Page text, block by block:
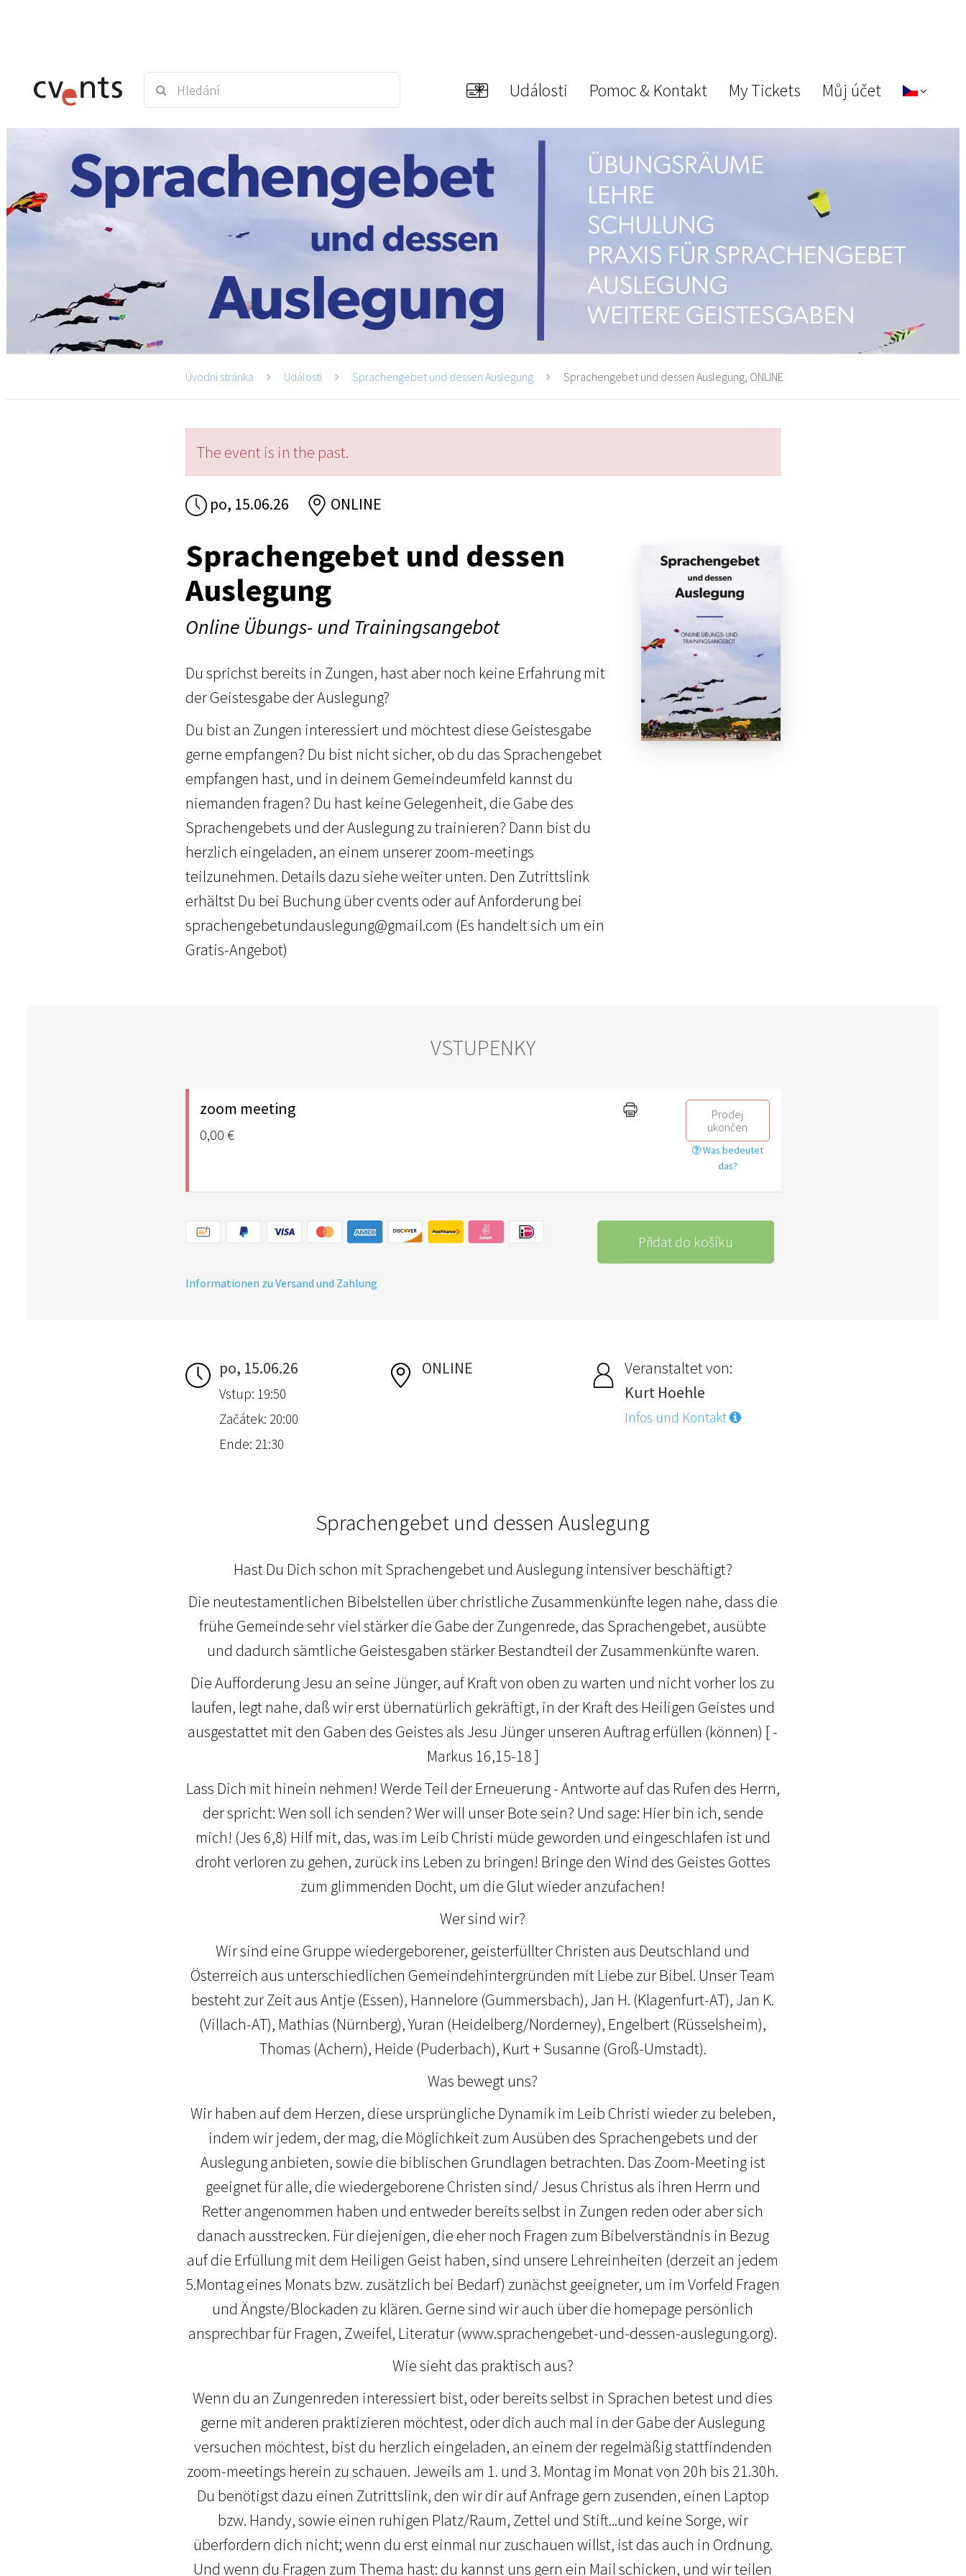
Události Pomoc & Kontakt My Tickets Můj účet
Úvodní stránka Události Sprachengebet und dessen Auslegung Sprachengebet und dessen Auslegung, ONLINE
The event is in the past.
po, 15.06.26 ONLINE
Sprachengebet und dessen
Auslegung
Online Übungs- und Trainingsangebot
Du sprichst bereits in Zungen, hast aber noch keine Erfahrung mit
der Geistesgabe der Auslegung?
Du bist an Zungen interessiert und möchtest diese Geistesgabe
gerne empfangen? Du bist nicht sicher, ob du das Sprachengebet
empfangen hast, und in deinem Gemeindeumfeld kannst du
niemanden fragen? Du hast keine Gelegenheit, die Gabe des
Sprachengebets und der Auslegung zu trainieren? Dann bist du
herzlich eingeladen, an einem unserer zoom-meetings
teilzunehmen. Details dazu siehe weiter unten. Den Zutrittslink
erhältst Du bei Buchung über cvents oder auf Anforderung bei
sprachengebetundauslegung@gmail.com (Es handelt sich um ein
Gratis-Angebot)
VSTUPENKY
zoom meeting
0,00 €
Prodej
ukončen
Was bedeutet
das?
Přidat do košíku
Informationen zu Versand und Zahlung
po, 15.06.26
Vstup: 19:50
Začátek: 20:00
Ende: 21:30
ONLINE
Veranstaltet von:
Kurt Hoehle
Infos und Kontakt
Sprachengebet und dessen Auslegung
Hast Du Dich schon mit Sprachengebet und Auslegung intensiver beschäftigt?
Die neutestamentlichen Bibelstellen über christliche Zusammenkünfte legen nahe, dass die
frühe Gemeinde sehr viel stärker die Gabe der Zungenrede, das Sprachengebet, ausübte
und dadurch sämtliche Geistesgaben stärker Bestandteil der Zusammenkünfte waren.
Die Aufforderung Jesu an seine Jünger, auf Kraft von oben zu warten und nicht vorher los zu
laufen, legt nahe, daß wir erst übernatürlich gekräftigt, in der Kraft des Heiligen Geistes und
ausgestattet mit den Gaben des Geistes als Jesu Jünger unseren Auftrag erfüllen (können) [ -
Markus 16,15-18 ]
Lass Dich mit hinein nehmen! Werde Teil der Erneuerung - Antworte auf das Rufen des Herrn,
der spricht: Wen soll ich senden? Wer will unser Bote sein? Und sage: Hier bin ich, sende
mich! (Jes 6,8) Hilf mit, das, was im Leib Christi müde geworden und eingeschlafen ist und
droht verloren zu gehen, zurück ins Leben zu bringen! Bringe den Wind des Geistes Gottes
zum glimmenden Docht, um die Glut wieder anzufachen!
Wer sind wir?
Wir sind eine Gruppe wiedergeborener, geisterfüllter Christen aus Deutschland und
Österreich aus unterschiedlichen Gemeindehintergründen mit Liebe zur Bibel. Unser Team
besteht zur Zeit aus Antje (Essen), Hannelore (Gummersbach), Jan H. (Klagenfurt-AT), Jan K.
(Villach-AT), Mathias (Nürnberg), Yuran (Heidelberg/Norderney), Engelbert (Rüsselsheim),
Thomas (Achern), Heide (Puderbach), Kurt + Susanne (Groß-Umstadt).
Was bewegt uns?
Wir haben auf dem Herzen, diese ursprüngliche Dynamik im Leib Christi wieder zu beleben,
indem wir jedem, der mag, die Möglichkeit zum Ausüben des Sprachengebets und der
Auslegung anbieten, sowie die biblischen Grundlagen betrachten. Das Zoom-Meeting ist
geeignet für alle, die wiedergeborene Christen sind/ Jesus Christus als ihren Herrn und
Retter angenommen haben und entweder bereits selbst in Zungen reden oder aber sich
danach ausstrecken. Für diejenigen, die eher noch Fragen zum Bibelverständnis in Bezug
auf die Erfüllung mit dem Heiligen Geist haben, sind unsere Lehreinheiten (derzeit an jedem
5.Montag eines Monats bzw. zusätzlich bei Bedarf) zunächst geeigneter, um im Vorfeld Fragen
und Ängste/Blockaden zu klären. Gerne sind wir auch über die homepage persönlich
ansprechbar für Fragen, Zweifel, Literatur (www.sprachengebet-und-dessen-auslegung.org).
Wie sieht das praktisch aus?
Wenn du an Zungenreden interessiert bist, oder bereits selbst in Sprachen betest und dies
gerne mit anderen praktizieren möchtest, oder dich auch mal in der Gabe der Auslegung
versuchen möchtest, bist du herzlich eingeladen, an einem der regelmäßig stattfindenden
zoom-meetings herein zu schauen. Jeweils am 1. und 3. Montag im Monat von 20h bis 21.30h.
Du benötigst dazu einen Zutrittslink, den wir dir auf Anfrage gern zusenden, einen Laptop
bzw. Handy, sowie einen ruhigen Platz/Raum, Zettel und Stift...und keine Sorge, wir
überfordern dich nicht; wenn du erst einmal nur zuschauen willst, ist das auch in Ordnung.
Und wenn du Fragen zum Thema hast: du kannst uns gern ein Mail schicken, und wir teilen